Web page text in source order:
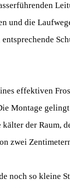
und die
effektiven
Montage
der Raum,
zwei
noch so kleine